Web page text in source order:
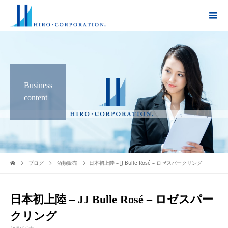
Business
content
ブログ 酒類販売 日本初上陸 – JJ Bulle Rosé – ロゼスパークリング
日本初上陸 – JJ Bulle Rosé – ロゼスパー
クリング